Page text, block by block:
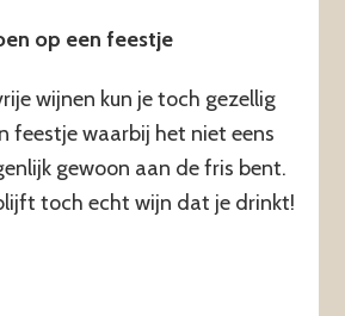
op een feestje
wijnen kun je toch gezellig
feestje waarbij het niet eens
gewoon aan de fris bent.
toch echt wijn dat je drinkt!